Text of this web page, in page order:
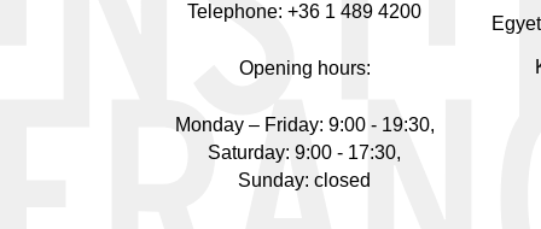
Telephone: +36 1 489 4200
Opening hours:
Monday – Friday: 9:00 - 19:30,
Saturday: 9:00 - 17:30,
Sunday: closed